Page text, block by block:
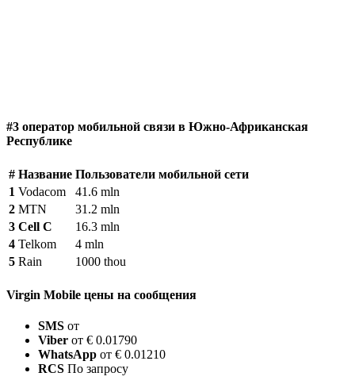
#3 оператор мобильной связи в Южно-Африканская
Республике
# Название Пользователи мобильной сети
1 Vodacom
41.6 mln
2 MTN
31.2 mln
3 Cell C
16.3 mln
4 Telkom
4 mln
5 Rain 1000 thou
Virgin Mobile цены на сообщения
SMS от
Viber от € 0.01790
WhatsApp от € 0.01210
RCS По запросу